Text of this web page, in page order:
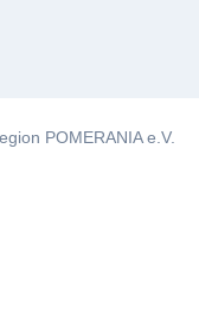
POMERANIA e.V.